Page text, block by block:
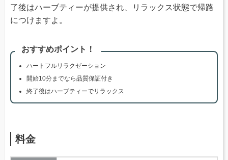
了後はハーブティーが提供され、リラックス状態で帰路
につけますよ。
おすすめポイント！
ハートフルリラクゼーション
開始10分までなら品質保証付き
終了後はハーブティーでリラックス
料金